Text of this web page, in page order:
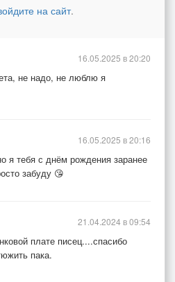
на сайт.
не надо, не люблю я
16.05.2025 в 20:20
я тебя с днём рождения заранее
забуду 😘
16.05.2025 в 20:16
плате писец....спасибо
пака.
21.04.2024 в 09:54